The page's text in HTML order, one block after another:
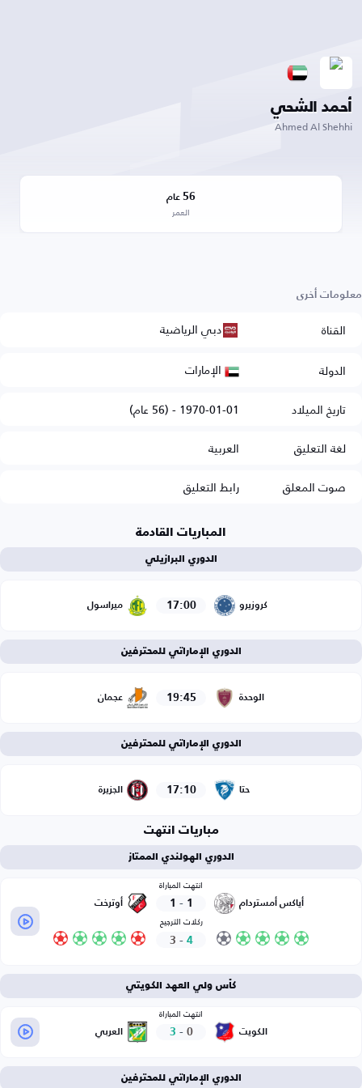
أحمد الشحي
Ahmed Al Shehhi
56 عام
العمر
معلومات أخرى
القناة
دبي الرياضية
الدولة
الإمارات
تاريخ الميلاد
1970-01-01 - (56 عام)
لغة التعليق
العربية
صوت المعلق
رابط التعليق
المباريات القادمة
الدوري البرازيلي
كروزيرو 17:00 ميراسول
الدوري الإماراتي للمحترفين
الوحدة 19:45 عجمان
الدوري الإماراتي للمحترفين
حتا 17:10 الجزيرة
مباريات انتهت
الدوري الهولندي الممتاز
أياكس أمستردام
انتهت المباراة
1
-
1 أوترخت
ركلات الترجيح
4
-
3
كأس ولي العهد الكويتي
الكويت
انتهت المباراة
0
-
3 العربي
الدوري الإماراتي للمحترفين